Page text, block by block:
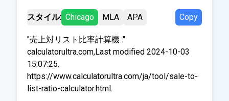
スタイル: Chicago MLA APA Copy
"売上対リスト比率計算機 ."
calculatorultra.com,Last modified 2024-10-03
15:07:25.
https://www.calculatorultra.com/ja/tool/sale-to-
list-ratio-calculator.html.